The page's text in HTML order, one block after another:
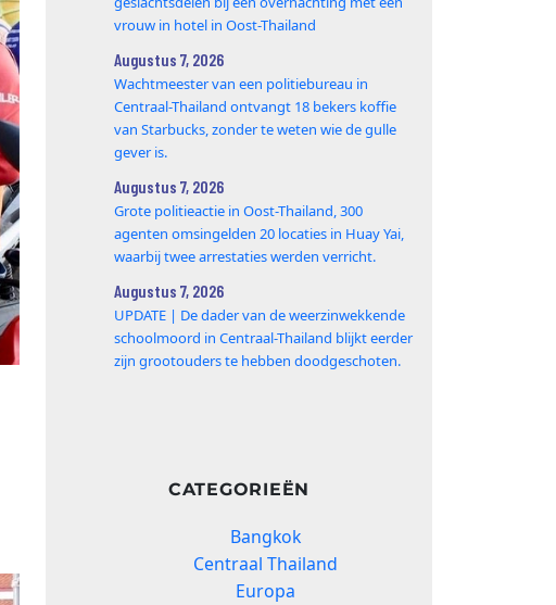
vrouw in hotel in Oost-Thailand
Augustus 7, 2026
Wachtmeester van een politiebureau in
Centraal-Thailand ontvangt 18 bekers koffie
van Starbucks, zonder te weten wie de gulle
gever is.
Augustus 7, 2026
Grote politieactie in Oost-Thailand, 300
agenten omsingelden 20 locaties in Huay Yai,
waarbij twee arrestaties werden verricht.
Augustus 7, 2026
UPDATE | De dader van de weerzinwekkende
schoolmoord in Centraal-Thailand blijkt eerder
zijn grootouders te hebben doodgeschoten.
CATEGORIEËN
Bangkok
Centraal Thailand
Europa